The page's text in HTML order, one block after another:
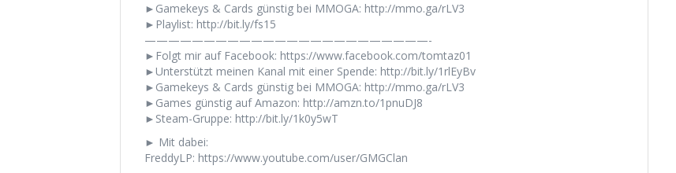
►Gamekeys & Cards günstig bei MMOGA: http://mmo.ga/rLV3
►Playlist: http://bit.ly/fs15
————————————————————————-
►Folgt mir auf Facebook: https://www.facebook.com/tomtaz01
►Unterstützt meinen Kanal mit einer Spende: http://bit.ly/1rlEyBv
►Gamekeys & Cards günstig bei MMOGA: http://mmo.ga/rLV3
►Games günstig auf Amazon: http://amzn.to/1pnuDJ8
►Steam-Gruppe: http://bit.ly/1k0y5wT
► Mit dabei:
FreddyLP: https://www.youtube.com/user/GMGClan